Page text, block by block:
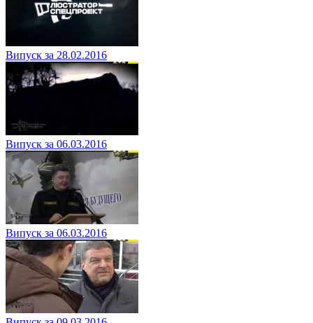
Випуск за 28.02.2016
Випуск за 06.03.2016
Випуск за 06.03.2016